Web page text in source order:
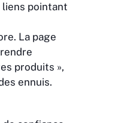
liens pointant
La page
produits »,
ennuis.